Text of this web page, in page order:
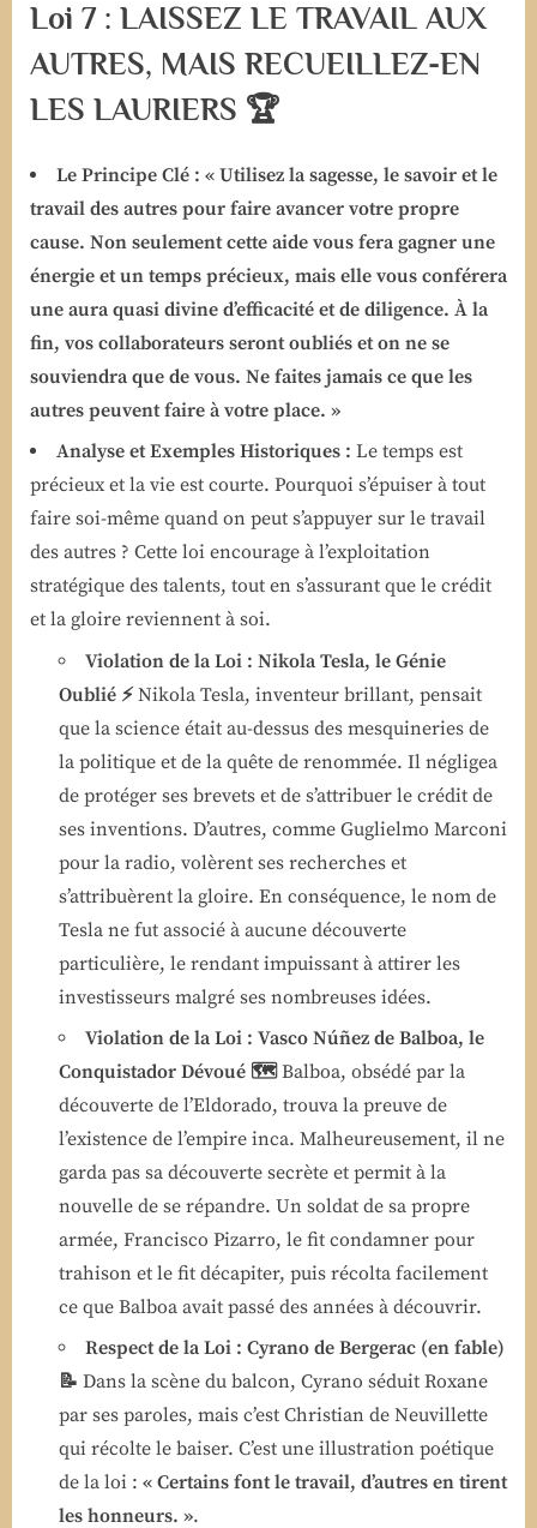
Loi 7 : LAISSEZ LE TRAVAIL AUX
AUTRES, MAIS RECUEILLEZ-EN
LES LAURIERS 🏆
Le Principe Clé : « Utilisez la sagesse, le savoir et le
travail des autres pour faire avancer votre propre
cause. Non seulement cette aide vous fera gagner une
énergie et un temps précieux, mais elle vous conférera
une aura quasi divine d’efficacité et de diligence. À la
fin, vos collaborateurs seront oubliés et on ne se
souviendra que de vous. Ne faites jamais ce que les
autres peuvent faire à votre place. »
Analyse et Exemples Historiques : Le temps est
précieux et la vie est courte. Pourquoi s’épuiser à tout
faire soi-même quand on peut s’appuyer sur le travail
des autres ? Cette loi encourage à l’exploitation
stratégique des talents, tout en s’assurant que le crédit
et la gloire reviennent à soi.
Violation de la Loi : Nikola Tesla, le Génie
Oublié ⚡Nikola Tesla, inventeur brillant, pensait
que la science était au-dessus des mesquineries de
la politique et de la quête de renommée. Il négligea
de protéger ses brevets et de s’attribuer le crédit de
ses inventions. D’autres, comme Guglielmo Marconi
pour la radio, volèrent ses recherches et
s’attribuèrent la gloire. En conséquence, le nom de
Tesla ne fut associé à aucune découverte
particulière, le rendant impuissant à attirer les
investisseurs malgré ses nombreuses idées.
Violation de la Loi : Vasco Núñez de Balboa, le
Conquistador Dévoué 🗺️Balboa, obsédé par la
découverte de l’Eldorado, trouva la preuve de
l’existence de l’empire inca. Malheureusement, il ne
garda pas sa découverte secrète et permit à la
nouvelle de se répandre. Un soldat de sa propre
armée, Francisco Pizarro, le fit condamner pour
trahison et le fit décapiter, puis récolta facilement
ce que Balboa avait passé des années à découvrir.
Respect de la Loi : Cyrano de Bergerac (en fable)
📝 Dans la scène du balcon, Cyrano séduit Roxane
par ses paroles, mais c’est Christian de Neuvillette
qui récolte le baiser. C’est une illustration poétique
de la loi : « Certains font le travail, d’autres en tirent
les honneurs. ».